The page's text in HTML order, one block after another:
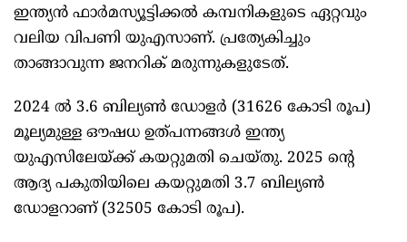
ഇന്ത്യന്‍ ഫാര്‍മസ്യൂട്ടിക്കല്‍ കമ്പനികളുടെ ഏറ്റവും
വലിയ വിപണി യുഎസാണ്. പ്രത്യേകിച്ചും
താങ്ങാവുന്ന ജനറിക് മരുന്നുകളുടേത്.
2024 ല്‍ 3.6 ബില്യണ്‍ ഡോളര്‍ (31626 കോടി രൂപ)
മൂല്യമുള്ള ഔഷധ ഉത്പന്നങ്ങള്‍ ഇന്ത്യ
യുഎസിലേയ്ക്ക് കയറ്റുമതി ചെയ്തു. 2025 ന്റെ
ആദ്യ പകുതിയിലെ കയറ്റുമതി 3.7 ബില്യണ്‍
ഡോളറാണ് (32505 കോടി രൂപ).